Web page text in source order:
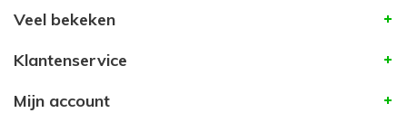
Veel bekeken
Klantenservice
Mijn account